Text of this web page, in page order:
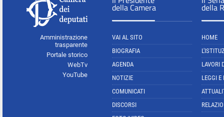
Amministrazione
trasparente
Portale storico
WebTv
YouTube
della Camera
VAI AL SITO
BIOGRAFIA
AGENDA
NOTIZIE
COMUNICATI
DISCORSI
della
HOME
LAVORI
LEGGI E